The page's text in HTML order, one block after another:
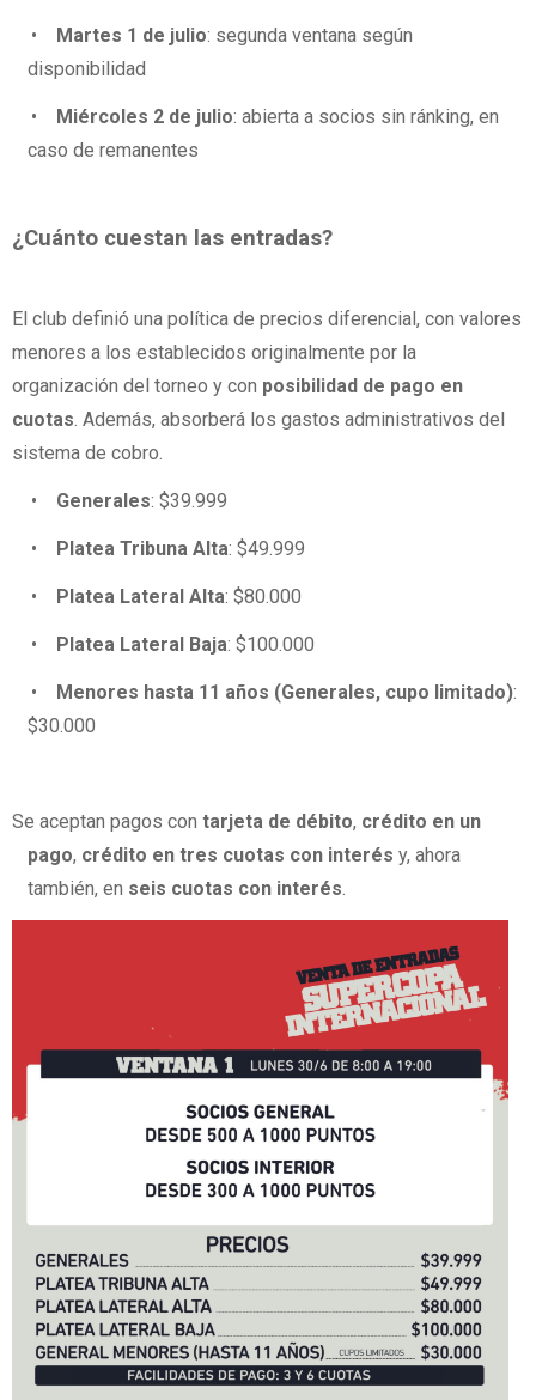
• Martes 1 de julio: segunda ventana según
disponibilidad
• Miércoles 2 de julio: abierta a socios sin ránking, en
caso de remanentes
¿Cuánto cuestan las entradas?
El club definió una política de precios diferencial, con valores
menores a los establecidos originalmente por la
organización del torneo y con posibilidad de pago en
cuotas. Además, absorberá los gastos administrativos del
sistema de cobro.
• Generales: $39.999
• Platea Tribuna Alta: $49.999
• Platea Lateral Alta: $80.000
• Platea Lateral Baja: $100.000
• Menores hasta 11 años (Generales, cupo limitado):
$30.000
Se aceptan pagos con tarjeta de débito, crédito en un
pago, crédito en tres cuotas con interés y, ahora
también, en seis cuotas con interés.